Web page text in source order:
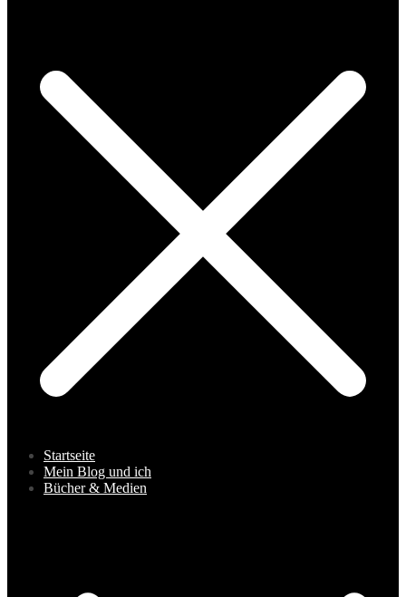
Startseite
Mein Blog und ich
Bücher & Medien